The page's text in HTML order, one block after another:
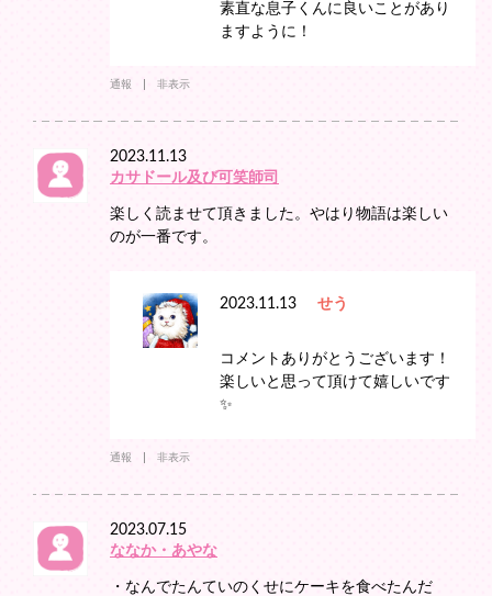
素直な息子くんに良いことがあり
ますように！
通報 非表示
2023.11.13
カサドール及び可笑師司
楽しく読ませて頂きました。やはり物語は楽しい
のが一番です。
2023.11.13 せう
コメントありがとうございます！
楽しいと思って頂けて嬉しいです
✨
通報 非表示
2023.07.15
ななか・あやな
・なんでたんていのくせにケーキを食べたんだ